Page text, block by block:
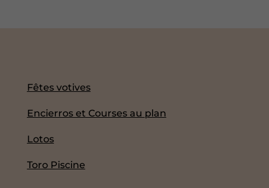
Fêtes votives
Encierros et Courses au plan
Lotos
Toro Piscine